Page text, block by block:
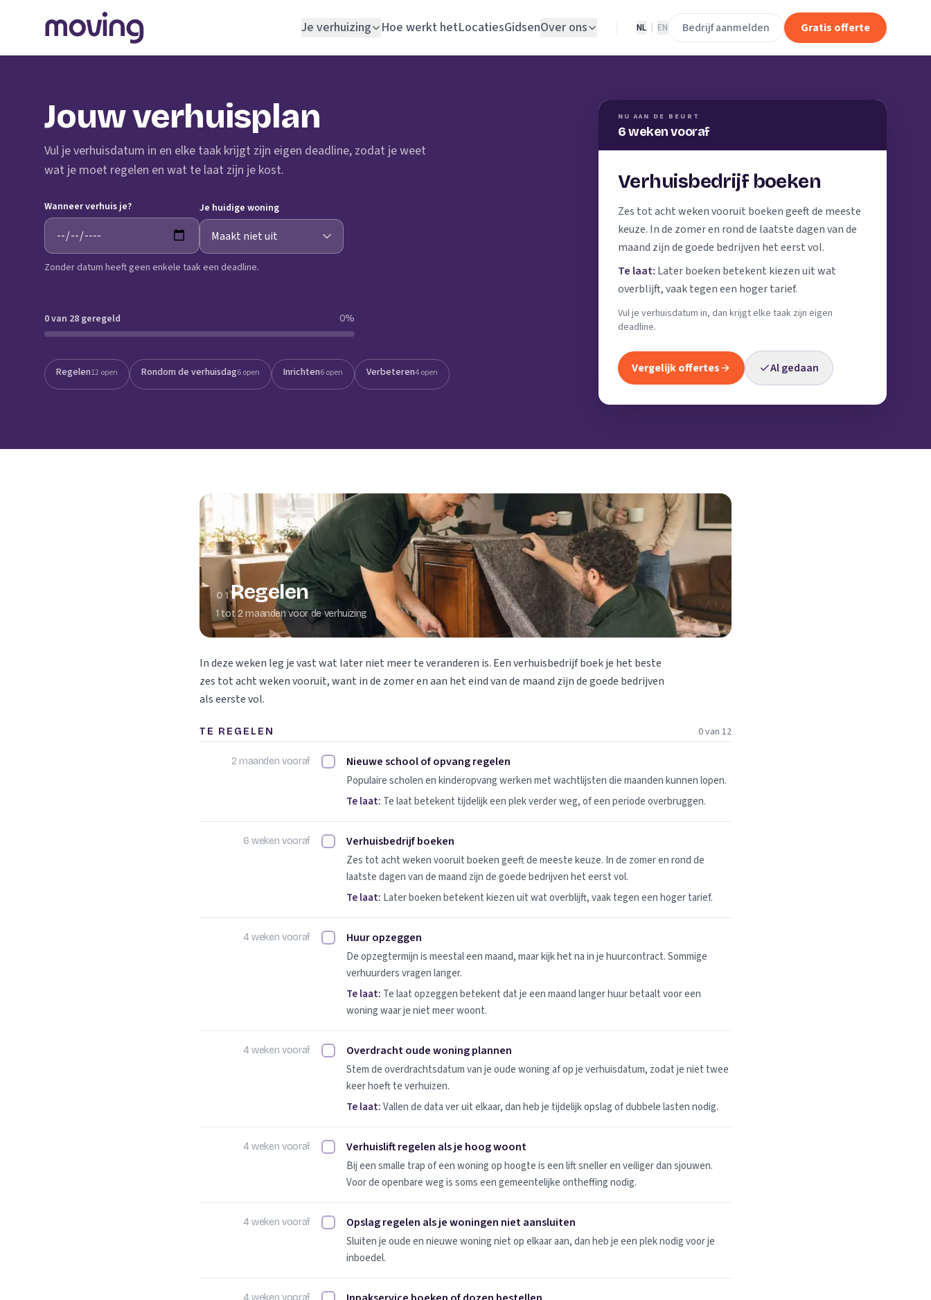
Je verhuizing
Opslagruimte
Schoonmaakbedrijf
Schildersbedrijf
Klusjesman
Loodgieter
Slotenmaker
Hoe werkt hetLocatiesGidsenOver ons NL EN Bedrijf aanmelden Gratis offerte
Jouw verhuisplan
Vul je verhuisdatum in en elke taak krijgt zijn eigen deadline, zodat je weet
wat je moet regelen en wat te laat zijn je kost.
Wanneer verhuis je? Je huidige woning
Zonder datum heeft geen enkele taak een deadline.
NU AAN DE BEURT
6 weken vooraf
Verhuisbedrijf boeken
Zes tot acht weken vooruit boeken geeft de meeste
keuze. In de zomer en rond de laatste dagen van de
maand zijn de goede bedrijven het eerst vol.
Te laat: Later boeken betekent kiezen uit wat
overblijft, vaak tegen een hoger tarief.
Vul je verhuisdatum in, dan krijgt elke taak zijn eigen
deadline.
Vergelijk offertes Al gedaan
0 van 28 geregeld 0%
Regelen12 open Rondom de verhuisdag6 open Inrichten6 open Verbeteren4 open
01Regelen
1 tot 2 maanden voor de verhuizing
In deze weken leg je vast wat later niet meer te veranderen is. Een verhuisbedrijf boek je het beste
zes tot acht weken vooruit, want in de zomer en aan het eind van de maand zijn de goede bedrijven
als eerste vol.
TE REGELEN 0 van 12
2 maanden vooraf Nieuwe school of opvang regelen afvinken
Nieuwe school of opvang regelen
Populaire scholen en kinderopvang werken met wachtlijsten die maanden kunnen lopen.
Te laat: Te laat betekent tijdelijk een plek verder weg, of een periode overbruggen.
6 weken vooraf Verhuisbedrijf boeken afvinken
Verhuisbedrijf boeken
Zes tot acht weken vooruit boeken geeft de meeste keuze. In de zomer en rond de
laatste dagen van de maand zijn de goede bedrijven het eerst vol.
Te laat: Later boeken betekent kiezen uit wat overblijft, vaak tegen een hoger tarief.
4 weken vooraf Huur opzeggen afvinken
Huur opzeggen
De opzegtermijn is meestal een maand, maar kijk het na in je huurcontract. Sommige
verhuurders vragen langer.
Te laat: Te laat opzeggen betekent dat je een maand langer huur betaalt voor een
woning waar je niet meer woont.
4 weken vooraf Overdracht oude woning plannen afvinken
Overdracht oude woning plannen
Stem de overdrachtsdatum van je oude woning af op je verhuisdatum, zodat je niet twee
keer hoeft te verhuizen.
Te laat:Vallen de data ver uit elkaar, dan heb je tijdelijk opslag of dubbele lasten nodig.
4 weken vooraf Verhuislift regelen als je hoog woont afvinken
Verhuislift regelen als je hoog woont
Bij een smalle trap of een woning op hoogte is een lift sneller en veiliger dan sjouwen.
Voor de openbare weg is soms een gemeentelijke ontheffing nodig.
4 weken vooraf Opslag regelen als je woningen niet aansluiten afvinken
Opslag regelen als je woningen niet aansluiten
Sluiten je oude en nieuwe woning niet op elkaar aan, dan heb je een plek nodig voor je
inboedel.
4 weken vooraf